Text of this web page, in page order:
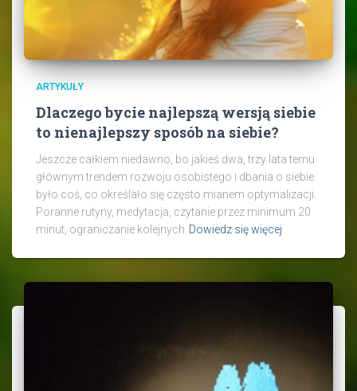
ARTYKUŁY
Dlaczego bycie najlepszą wersją siebie
to nienajlepszy sposób na siebie?
Jeszcze całkiem niedawno, bo jakieś dwa, trzy lata temu
głównym trendem rozwoju osobistego i dbania o siebie
było coś, co określało się często mianem optymalizacji.
Poranne rutyny, medytacja, czytanie przez minimum 20
minut, ograniczanie kolejnych Dowiedz się więcej